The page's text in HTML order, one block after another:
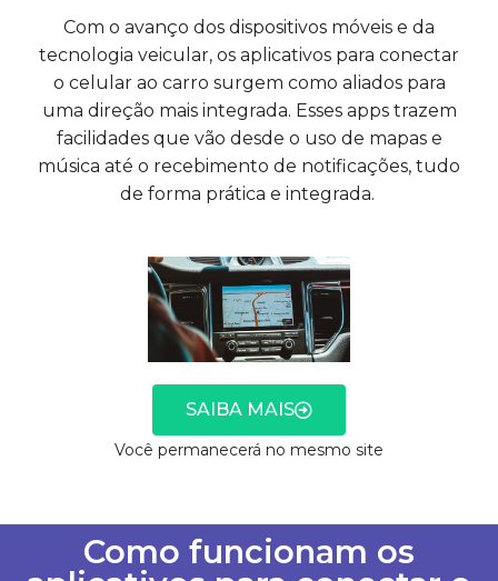
Com o avanço dos dispositivos móveis e da
tecnologia veicular, os aplicativos para conectar
o celular ao carro surgem como aliados para
uma direção mais integrada. Esses apps trazem
facilidades que vão desde o uso de mapas e
música até o recebimento de notificações, tudo
de forma prática e integrada.
SAIBA MAIS
Você permanecerá no mesmo site
Como funcionam os